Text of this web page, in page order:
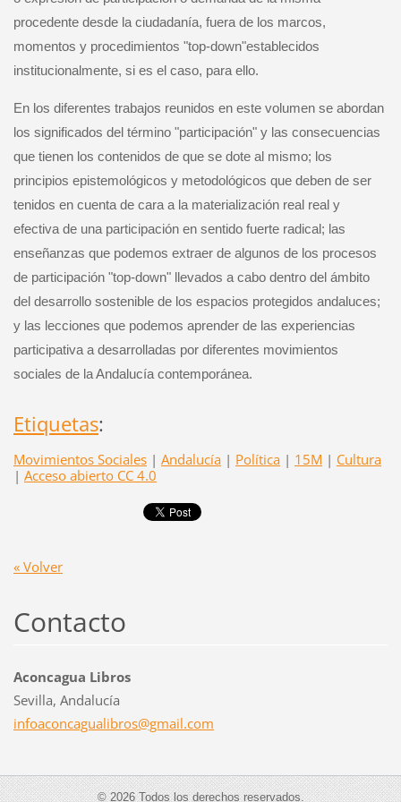
procedente desde la ciudadanía, fuera de los marcos,
momentos y procedimientos "top-down"establecidos
institucionalmente, si es el caso, para ello.
En los diferentes trabajos reunidos en este volumen se abordan
los significados del término "participación" y las consecuencias
que tienen los contenidos de que se dote al mismo; los
principios epistemológicos y metodológicos que deben de ser
tenidos en cuenta de cara a la materialización real real y
efectiva de una participación en sentido fuerte radical; las
enseñanzas que podemos extraer de algunos de los procesos
de participación "top-down" llevados a cabo dentro del ámbito
del desarrollo sostenible de los espacios protegidos andaluces;
y las lecciones que podemos aprender de las experiencias
participativa a desarrolladas por diferentes movimientos
sociales de la Andalucía contemporánea.
Etiquetas:
Movimientos Sociales | Andalucía | Política | 15M | Cultura
| Acceso abierto CC 4.0
« Volver
Contacto
Aconcagua Libros
Sevilla, Andalucía
infoaconcagualibros@gmail.com
© 2026 Todos los derechos reservados.